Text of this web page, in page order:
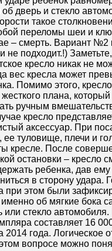
об дверь и стекло
такое
переломы шеи и
– смерть. Вариант №2
не подходит.!)
кресло никак не
вес кресла может
Помимо этого,
плана, который
ручным
кресло
аксессуар. При
ее туловище, плечи и
кресле. После
остановки – кресло
ребенка, дав
в сторону удара.
при этом были
об мягкие бока
или стекло
составляет 16
2014 года. Логическое
вопросе можно